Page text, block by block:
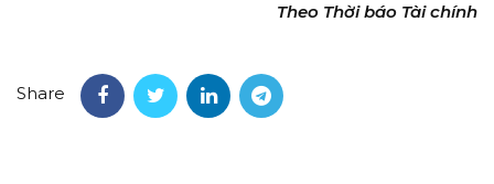
Theo Thời báo Tài chính
Share